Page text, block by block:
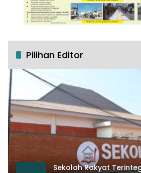
Pilihan Editor
Sekolah Rakyat